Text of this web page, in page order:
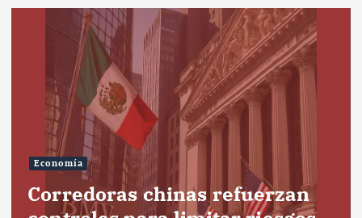
Economía
Corredoras chinas refuerzan